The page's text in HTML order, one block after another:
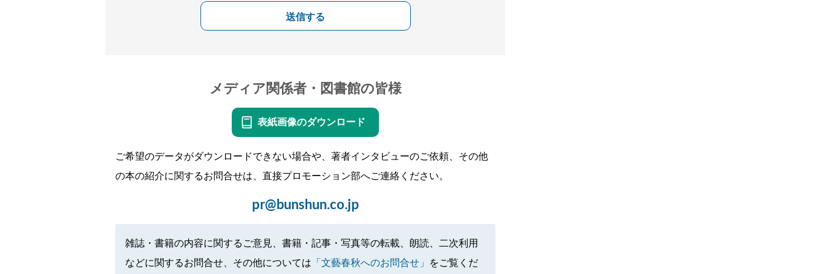
送信する
メディア関係者・図書館の皆様
表紙画像のダウンロード
ご希望のデータがダウンロードできない場合や、著者インタビューのご依頼、その他
の本の紹介に関するお問合せは、直接プロモーション部へご連絡ください。
pr@bunshun.co.jp
雑誌・書籍の内容に関するご意見、書籍・記事・写真等の転載、朗読、二次利用
などに関するお問合せ、その他については 「文藝春秋へのお問合せ」 をご覧くだ